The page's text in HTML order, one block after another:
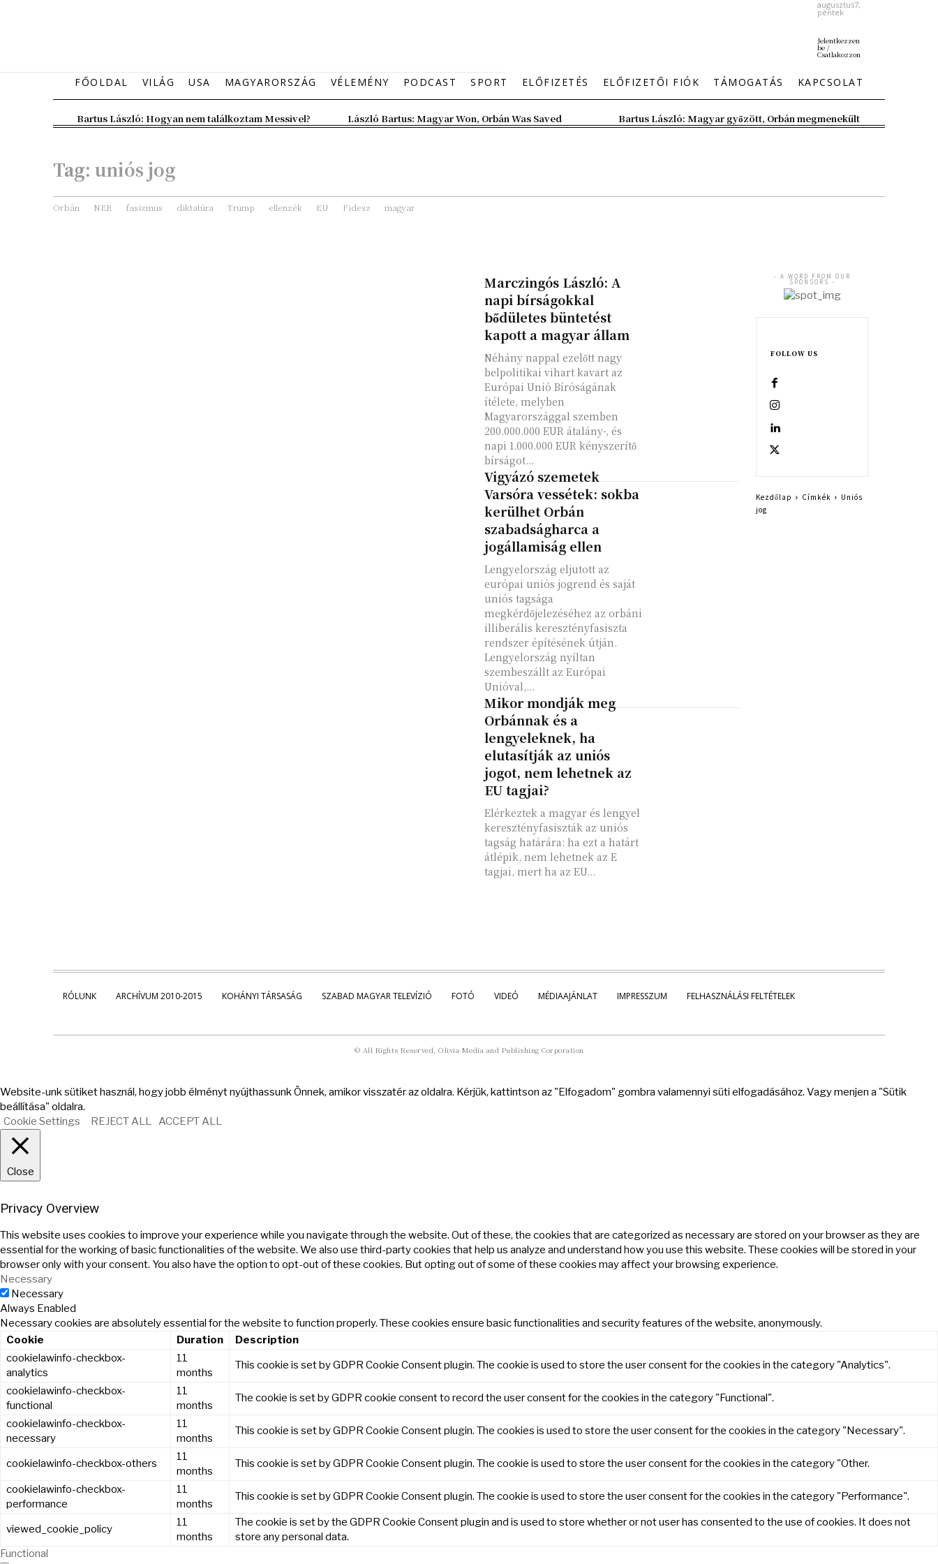
augusztus7,
péntek
Jelentkezzen
be /
Csatlakozzon
FŐOLDAL VILÁG USA MAGYARORSZÁG VÉLEMÉNY PODCAST SPORT ELŐFIZETÉS ELŐFIZETŐI FIÓK TÁMOGATÁS KAPCSOLAT
Bartus László: Hogyan nem találkoztam Messivel? László Bartus: Magyar Won, Orbán Was Saved Bartus László: Magyar győzött, Orbán megmenekült
Tag: uniós jog
Orbán NER fasizmus diktatúra Trump ellenzék EU Fidesz magyar
Marczingós László: A
napi bírságokkal
bődületes büntetést
kapott a magyar állam
Néhány nappal ezelőtt nagy
belpolitikai vihart kavart az
Európai Unió Bíróságának
ítélete, melyben
Magyarországgal szemben
200.000.000 EUR átalány-, és
napi 1.000.000 EUR kényszerítő
bírságot...
Vigyázó szemetek
Varsóra vessétek: sokba
kerülhet Orbán
szabadságharca a
jogállamiság ellen
Lengyelország eljutott az
európai uniós jogrend és saját
uniós tagsága
megkérdőjelezéséhez az orbáni
illiberális keresztényfasiszta
rendszer építésének útján.
Lengyelország nyíltan
szembeszállt az Európai
Unióval,...
Mikor mondják meg
Orbánnak és a
lengyeleknek, ha
elutasítják az uniós
jogot, nem lehetnek az
EU tagjai?
Elérkeztek a magyar és lengyel
keresztényfasiszták az uniós
tagság határára: ha ezt a határt
átlépik, nem lehetnek az E
tagjai, mert ha az EU...
- A WORD FROM OUR
SPONSORS -
FOLLOW US
Kezdőlap Címkék
Uniós
jog
RÓLUNK ARCHÍVUM 2010-2015 KOHÁNYI TÁRSASÁG SZABAD MAGYAR TELEVÍZIÓ FOTÓ VIDEÓ MÉDIAAJÁNLAT IMPRESSZUM FELHASZNÁLÁSI FELTÉTELEK
© All Rights Reserved, Olivia Media and Publishing Corporation
Website-unk sütiket használ, hogy jobb élményt nyújthassunk Önnek, amikor visszatér az oldalra. Kérjük, kattintson az "Elfogadom" gombra valamennyi süti elfogadásához. Vagy menjen a "Sütik
beállítása" oldalra.
Cookie Settings
REJECT ALL ACCEPT ALL
Close
Privacy Overview
This website uses cookies to improve your experience while you navigate through the website. Out of these, the cookies that are categorized as necessary are stored on your browser as they are
essential for the working of basic functionalities of the website. We also use third-party cookies that help us analyze and understand how you use this website. These cookies will be stored in your
browser only with your consent. You also have the option to opt-out of these cookies. But opting out of some of these cookies may affect your browsing experience.
Necessary
Necessary
Always Enabled
Necessary cookies are absolutely essential for the website to function properly. These cookies ensure basic functionalities and security features of the website, anonymously.
Cookie
Duration
Description
cookielawinfo-checkbox-
analytics
11
months
This cookie is set by GDPR Cookie Consent plugin. The cookie is used to store the user consent for the cookies in the category "Analytics".
cookielawinfo-checkbox-
functional
11
months
The cookie is set by GDPR cookie consent to record the user consent for the cookies in the category "Functional".
cookielawinfo-checkbox-
necessary
11
months
This cookie is set by GDPR Cookie Consent plugin. The cookies is used to store the user consent for the cookies in the category "Necessary".
cookielawinfo-checkbox-others
11
months
This cookie is set by GDPR Cookie Consent plugin. The cookie is used to store the user consent for the cookies in the category "Other.
cookielawinfo-checkbox-
performance
11
months
This cookie is set by GDPR Cookie Consent plugin. The cookie is used to store the user consent for the cookies in the category "Performance".
viewed_cookie_policy
11
months
The cookie is set by the GDPR Cookie Consent plugin and is used to store whether or not user has consented to the use of cookies. It does not
store any personal data.
Functional